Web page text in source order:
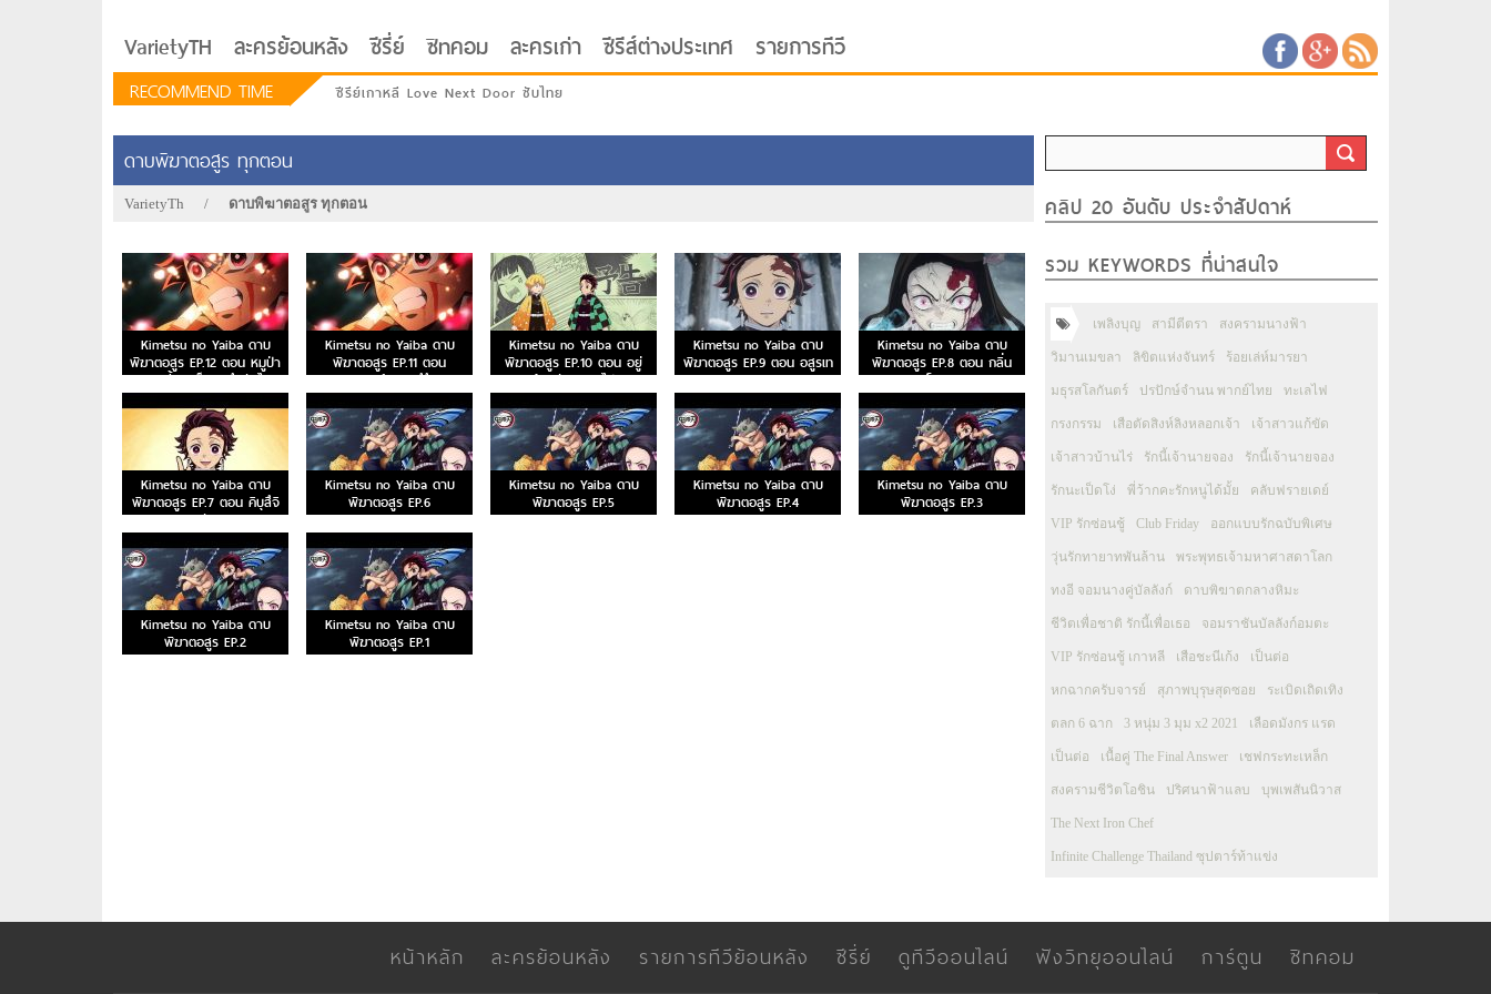
VarietyTH ละครย้อนหลัง ซีรี่ย์ ซิทคอม ละครเก่า ซีรีส์ต่างประเทศ รายการทีวี
RECOMMEND TIME ซีรีย์เกาหลี Love Next Door ซับไทย
รักอยู่ประตูถัดไป
ดาบพิฆาตอสูร ทุกตอน
VarietyTh / ดาบพิฆาตอสูร ทุกตอน
Kimetsu no Yaiba ดาบ
พิฆาตอสูร EP.12 ตอน หมูป่า
สยายเขี้ยว เซ็นอิตสึหลับไหล
Kimetsu no Yaiba ดาบ
พิฆาตอสูร EP.11 ตอน
คฤหาสน์กลองสึซึมิ
Kimetsu no Yaiba ดาบ
พิฆาตอสูร EP.10 ตอน อยู่
ด้วยกันตลอดไป
Kimetsu no Yaiba ดาบ
พิฆาตอสูร EP.9 ตอน อสูรเท
มาริและอสูรลูกศร
Kimetsu no Yaiba ดาบ
พิฆาตอสูร EP.8 ตอน กลิ่น
หอมโลหิตมายา
Kimetsu no Yaiba ดาบ
พิฆาตอสูร EP.7 ตอน คิบุสึจิ
มุซัน
Kimetsu no Yaiba ดาบ
พิฆาตอสูร EP.6
Kimetsu no Yaiba ดาบ
พิฆาตอสูร EP.5
Kimetsu no Yaiba ดาบ
พิฆาตอสูร EP.4
Kimetsu no Yaiba ดาบ
พิฆาตอสูร EP.3
Kimetsu no Yaiba ดาบ
พิฆาตอสูร EP.2
Kimetsu no Yaiba ดาบ
พิฆาตอสูร EP.1
คลิป 20 อันดับ ประจำสัปดาห์
รวม KEYWORDS ที่น่าสนใจ
เพลิงบุญ สามีตีตรา สงครามนางฟ้า
วิมานเมขลา ลิขิตแห่งจันทร์ ร้อยเล่ห์มารยา
มธุรสโลกันตร์ ปรปักษ์จำนน พากย์ไทย ทะเลไฟ
กรงกรรม เสือตัดสิงห์ลิงหลอกเจ้า เจ้าสาวแก้ขัด
เจ้าสาวบ้านไร่ รักนี้เจ้านายจอง รักนี้เจ้านายจอง
รักนะเป็ดโง่ พี่ว้ากคะรักหนูได้มั้ย คลับฟรายเดย์
VIP รักซ่อนชู้ Club Friday ออกแบบรักฉบับพิเศษ
วุ่นรักทายาทพันล้าน พระพุทธเจ้ามหาศาสดาโลก
ทงอี จอมนางคู่บัลลังก์ ดาบพิฆาตกลางหิมะ
ชีวิตเพื่อชาติ รักนี้เพื่อเธอ จอมราชันบัลลังก์อมตะ
VIP รักซ่อนชู้ เกาหลี เสือชะนีเก้ง เป็นต่อ
หกฉากครับจารย์ สุภาพบุรุษสุดซอย ระเบิดเถิดเทิง
ตลก 6 ฉาก 3 หนุ่ม 3 มุม x2 2021 เลือดมังกร แรด
เป็นต่อ เนื้อคู่ The Final Answer เชฟกระทะเหล็ก
สงครามชีวิตโอชิน ปริศนาฟ้าแลบ บุพเพสันนิวาส
The Next Iron Chef
Infinite Challenge Thailand ซุปตาร์ท้าแข่ง
หน้าหลัก ละครย้อนหลัง รายการทีวีย้อนหลัง ซีรี่ย์ ดูทีวีออนไลน์ ฟังวิทยุออนไลน์ การ์ตูน ซิทคอม